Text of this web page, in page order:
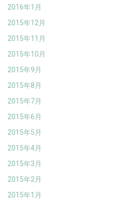
2016年1月
2015年12月
2015年11月
2015年10月
2015年9月
2015年8月
2015年7月
2015年6月
2015年5月
2015年4月
2015年3月
2015年2月
2015年1月